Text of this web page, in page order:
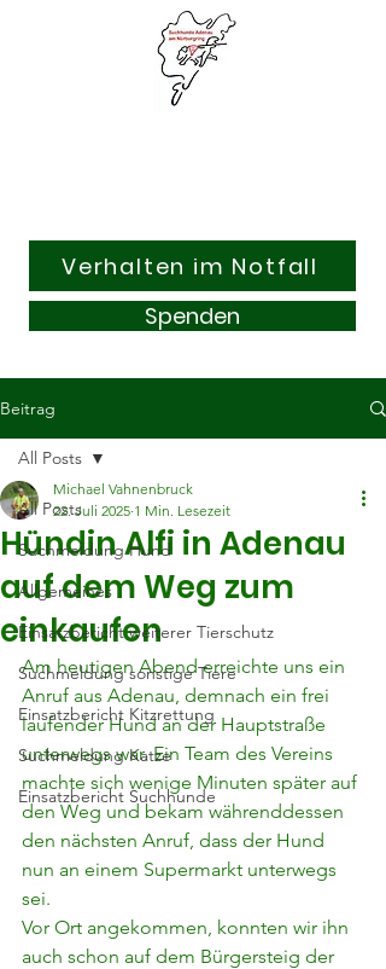
Verhalten im Notfall
Spenden
Beitrag
All Posts
Suchmeldung Hund
Allgemeines
Einsatzbericht weiterer Tierschutz
Suchmeldung sonstige Tiere
Einsatzbericht Kitzrettung
Suchmeldung Katze
Einsatzbericht Suchhunde
All Posts
Hündin Alfi in Adenau
auf dem Weg zum
einkaufen
Michael Vahnenbruck
22. Juli 2025 1 Min. Lesezeit
Am heutigen Abend erreichte uns ein
Anruf aus Adenau, demnach ein frei
laufender Hund an der Hauptstraße
unterwegs war. Ein Team des Vereins
machte sich wenige Minuten später auf
den Weg und bekam währenddessen
den nächsten Anruf, dass der Hund
nun an einem Supermarkt unterwegs
sei.
Vor Ort angekommen, konnten wir ihn
auch schon auf dem Bürgersteig der